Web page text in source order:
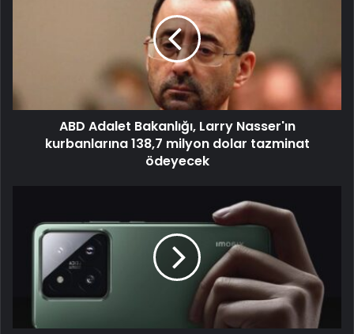
ABD Adalet Bakanlığı, Larry Nasser'ın
kurbanlarına 138,7 milyon dolar tazminat
ödeyecek